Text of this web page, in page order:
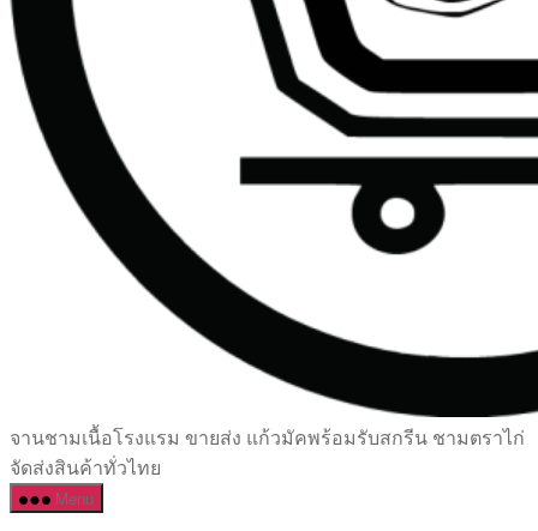
เซรามิค
ครบ
ครัน
จานชามเนื้อโรงแรม ขายส่ง แก้วมัคพร้อมรับสกรีน ชามตราไก่
จัดส่งสินค้าทั่วไทย
Menu